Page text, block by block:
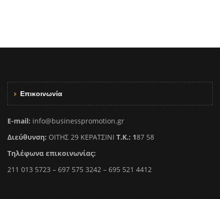
Επικοινωνία
E-mail: info@businesspromotion.gr
Διεύθυνση: ΟΙΤΗΣ 29 ΚΕΡΑΤΣΙΝΙ Τ.Κ.: 187 58
Τηλέφωνα επικοινωνίας:
211 013 5723 – 697 575 3242 – 695 521 4412